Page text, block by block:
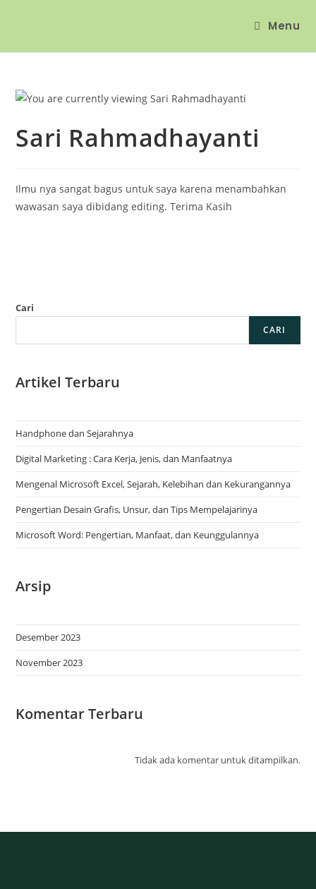
Menu
Sari Rahmadhayanti
Ilmu nya sangat bagus untuk saya karena menambahkan
wawasan saya dibidang editing. Terima Kasih
Cari
CARI
Artikel Terbaru
Handphone dan Sejarahnya
Digital Marketing : Cara Kerja, Jenis, dan Manfaatnya
Mengenal Microsoft Excel, Sejarah, Kelebihan dan Kekurangannya
Pengertian Desain Grafis, Unsur, dan Tips Mempelajarinya
Microsoft Word: Pengertian, Manfaat, dan Keunggulannya
Arsip
Desember 2023
November 2023
Komentar Terbaru
Tidak ada komentar untuk ditampilkan.